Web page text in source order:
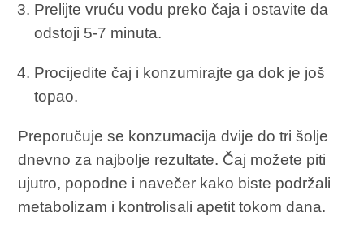
Prelijte vruću vodu preko čaja i ostavite da
odstoji 5-7 minuta.
Procijedite čaj i konzumirajte ga dok je još
topao.
Preporučuje se konzumacija dvije do tri šolje
dnevno za najbolje rezultate. Čaj možete piti
ujutro, popodne i navečer kako biste podržali
metabolizam i kontrolisali apetit tokom dana.